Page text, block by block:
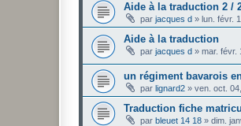
Aide à la traduction 2 /
par jacques d » lun. févr.
Aide à la traduction
par jacques d » mar. févr.
un régiment bavarois
par lignard2 » ven. oct.
Traduction fiche
par bleuet 14 18 » dim.